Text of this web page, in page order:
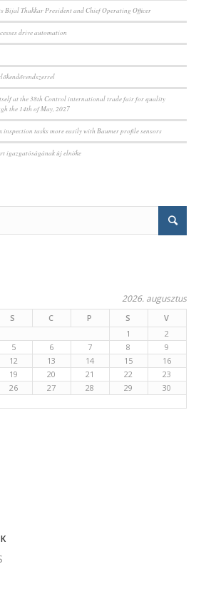
Bijal Thakkar President and Chief Operating Officer
drive automation
at the 38th Control international trade fair for quality
the 14th of May, 2027
tasks more easily with Baumer profile sensors
igazgatóságának új elnöke
2026. augusztus
S C P S
V
1
2
5 6 7 8
9
12 13 14 15
16
19 20 21 22
23
26 27 28 29
30